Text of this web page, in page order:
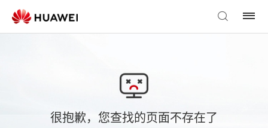
很抱歉，您查找的页面不存在了